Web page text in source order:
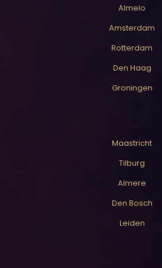
Almelo
Amsterdam
Rotterdam
Den Haag
Groningen
Maastricht
Tilburg
Almere
Den Bosch
Leiden